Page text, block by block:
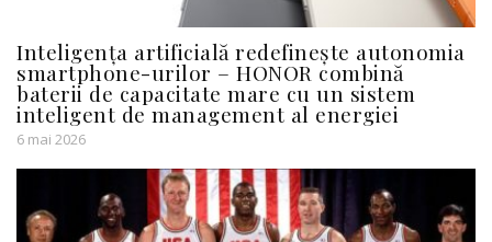
Inteligența artificială redefinește autonomia
smartphone-urilor – HONOR combină
baterii de capacitate mare cu un sistem
inteligent de management al energiei
6 mai 2026